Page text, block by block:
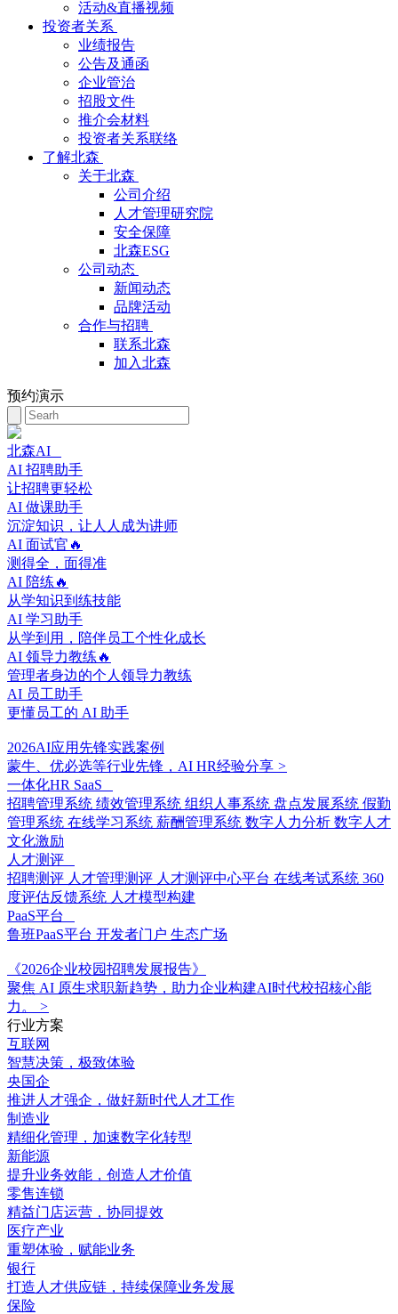
活动&直播视频
投资者关系
业绩报告
公告及通函
企业管治
招股文件
推介会材料
投资者关系联络
了解北森
关于北森
公司介绍
人才管理研究院
安全保障
北森ESG
公司动态
新闻动态
品牌活动
合作与招聘
联系北森
加入北森
预约演示
北森AI
AI 招聘助手
让招聘更轻松
AI 做课助手
沉淀知识，让人人成为讲师
AI 面试官🔥
测得全，面得准
AI 陪练🔥
从学知识到练技能
AI 学习助手
从学到用，陪伴员工个性化成长
AI 领导力教练🔥
管理者身边的个人领导力教练
AI 员工助手
更懂员工的 AI 助手
2026AI应用先锋实践案例
蒙牛、优必选等行业先锋，AI HR经验分享 >
一体化HR SaaS
招聘管理系统 绩效管理系统 组织人事系统 盘点发展系统 假勤
管理系统 在线学习系统 薪酬管理系统 数字人力分析 数字人才
文化激励
人才测评
招聘测评 人才管理测评 人才测评中心平台 在线考试系统 360
度评估反馈系统 人才模型构建
PaaS平台
鲁班PaaS平台 开发者门户 生态广场
《2026企业校园招聘发展报告》
聚焦 AI 原生求职新趋势，助力企业构建AI时代校招核心能
力。
>
行业方案
互联网
智慧决策，极致体验
央国企
推进人才强企，做好新时代人才工作
制造业
精细化管理，加速数字化转型
新能源
提升业务效能，创造人才价值
零售连锁
精益门店运营，协同提效
医疗产业
重塑体验，赋能业务
银行
打造人才供应链，持续保障业务发展
保险